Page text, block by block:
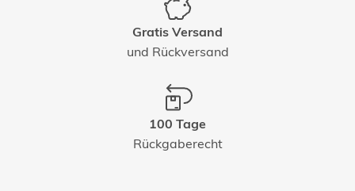
Gratis Versand
und Rückversand
100 Tage
Rückgaberecht